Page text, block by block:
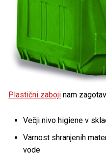
Plastični zaboji nam
Večji nivo higiene v
Varnost shranjenih
vode